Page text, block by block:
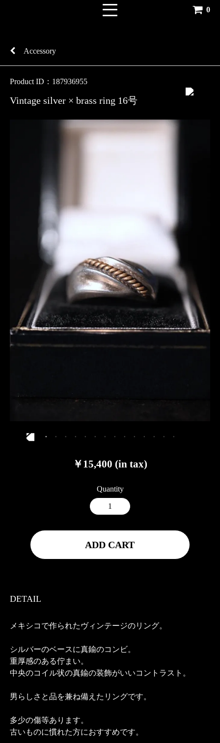
0
Accessory
Product ID：187936955
Vintage silver × brass ring 16号
￥15,400 (in tax)
Quantity
ADD CART
DETAIL
メキシコで作られたヴィンテージのリング。
シルバーのベースに真鍮のコンビ。
重厚感のある佇まい。
中央のコイル状の真鍮の装飾がいいコントラスト。
男らしさと品を兼ね備えたリングです。
多少の傷等あります。
古いものに慣れた方におすすめです。